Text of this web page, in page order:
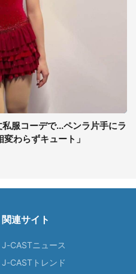
服コーデで...ペンラ片手にラ
わらずキュート」
関連サイト
J-CASTニュース
J-CASTトレンド